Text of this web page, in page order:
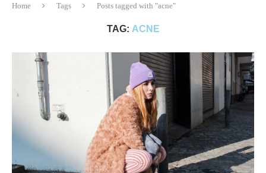
Home Tags Posts tagged with "acne"
TAG: ACNE